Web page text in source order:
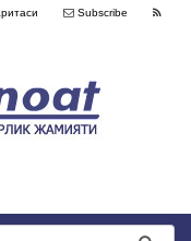
Subscribe